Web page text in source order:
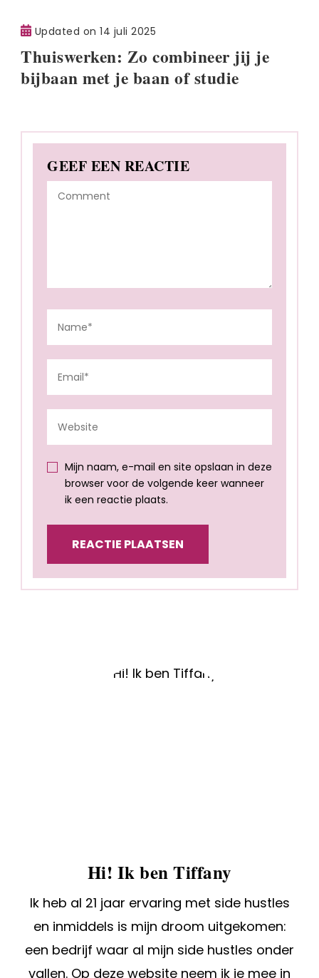
Updated on14 juli 2025
Thuiswerken: Zo combineer jij je
bijbaan met je baan of studie
GEEF EEN REACTIE
Mijn naam, e-mail en site opslaan in deze
browser voor de volgende keer wanneer
ik een reactie plaats.
Hi! Ik ben Tiffany
Ik heb al 21 jaar ervaring met side hustles
en inmiddels is mijn droom uitgekomen:
een bedrijf waar al mijn side hustles onder
vallen. Op deze website neem ik je mee in